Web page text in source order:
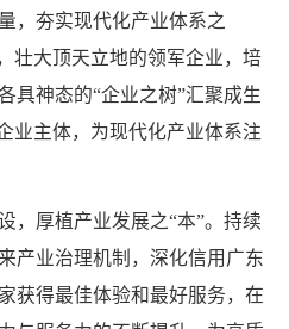
，夯实现代化产业体系之
壮大顶天立地的领军企业，培
具神态的“企业之树”汇聚成生
业主体，为现代化产业体系注
，厚植产业发展之“本”。持续
产业治理机制，深化信用广东
获得最佳体验和最好服务，在